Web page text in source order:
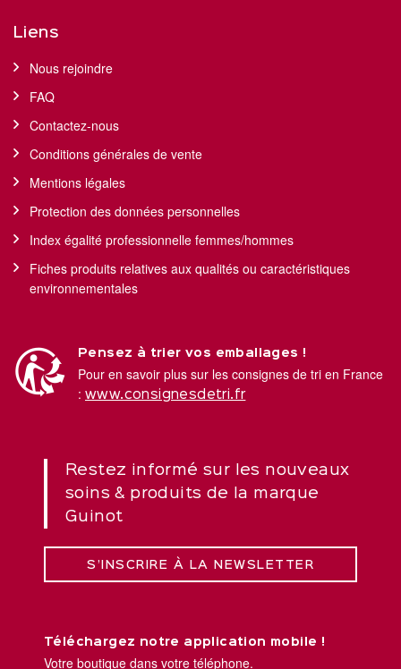
Liens
Nous rejoindre
FAQ
Contactez-nous
Conditions générales de vente
Mentions légales
Protection des données personnelles
Index égalité professionnelle femmes/hommes
Fiches produits relatives aux qualités ou caractéristiques
environnementales
Pensez à trier vos emballages !
Pour en savoir plus sur les consignes de tri en France
: www.consignesdetri.fr
Restez informé sur les nouveaux
soins & produits de la marque
Guinot
S’INSCRIRE À LA NEWSLETTER
Téléchargez notre application mobile !
Votre boutique dans votre téléphone.